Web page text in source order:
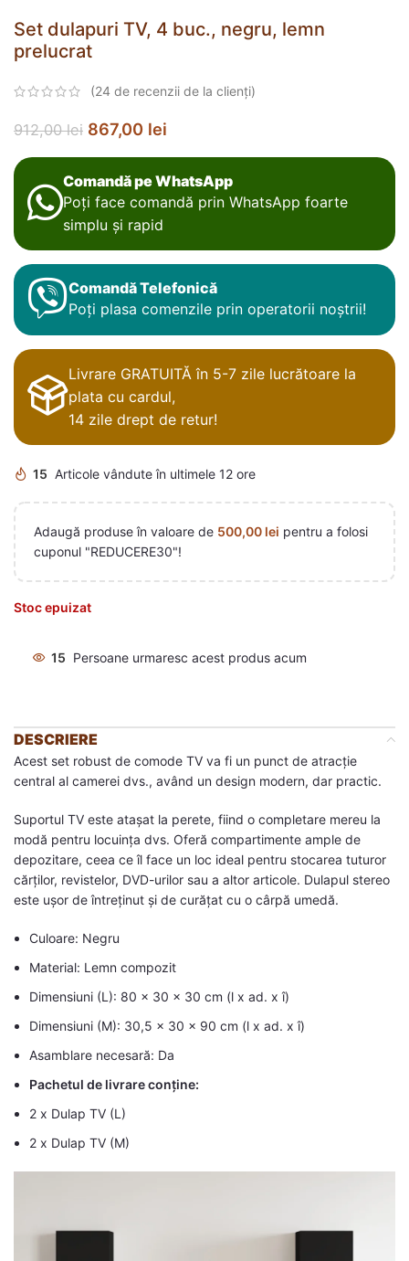
Set dulapuri TV, 4 buc., negru, lemn
prelucrat
(24 de recenzii de la clienți)
912,00lei 867,00 lei
Comandă pe WhatsApp
Poți face comandă prin WhatsApp foarte
simplu și rapid
Comandă Telefonică
Poți plasa comenzile prin operatorii noștrii!
Livrare GRATUITĂ în 5-7 zile lucrătoare la
plata cu cardul,
14 zile drept de retur!
15 Articole vândute în ultimele 12 ore
Adaugă produse în valoare de 500,00 lei pentru a folosi
cuponul "REDUCERE30"!
Stoc epuizat
15 Persoane urmaresc acest produs acum
DESCRIERE
Acest set robust de comode TV va fi un punct de atracție
central al camerei dvs., având un design modern, dar practic.
Suportul TV este atașat la perete, fiind o completare mereu la
modă pentru locuința dvs. Oferă compartimente ample de
depozitare, ceea ce îl face un loc ideal pentru stocarea tuturor
cărților, revistelor, DVD-urilor sau a altor articole. Dulapul stereo
este ușor de întreținut și de curățat cu o cârpă umedă.
Culoare: Negru
Material: Lemn compozit
Dimensiuni (L): 80 x 30 x 30 cm (l x ad. x î)
Dimensiuni (M): 30,5 x 30 x 90 cm (l x ad. x î)
Asamblare necesară: Da
Pachetul de livrare conține:
2 x Dulap TV (L)
2 x Dulap TV (M)